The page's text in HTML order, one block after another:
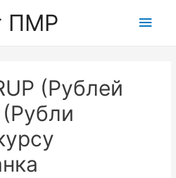
ПМР
(Рублей